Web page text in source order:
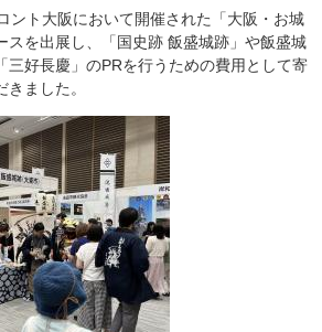
ント大阪において開催された「大阪・お城
スを出展し、「国史跡 飯盛城跡」や飯盛城
三好長慶」のPRを行うための費用として寄
ました。